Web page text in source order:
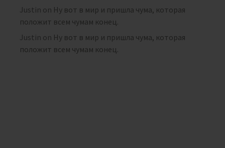
Justin on Ну вот в мир и пришла чума, которая
положит всем чумам конец.
Justin on Ну вот в мир и пришла чума, которая
положит всем чумам конец.